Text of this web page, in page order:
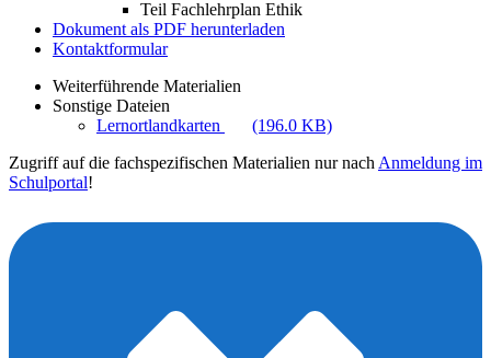
Teil Fachlehrplan Ethik
Dokument als PDF herunterladen
Kontaktformular
Weiterführende Materialien
Sonstige Dateien
Lernortlandkarten
(196.0 KB)
Zugriff auf die fachspezifischen Materialien nur nach Anmeldung im
Schulportal!